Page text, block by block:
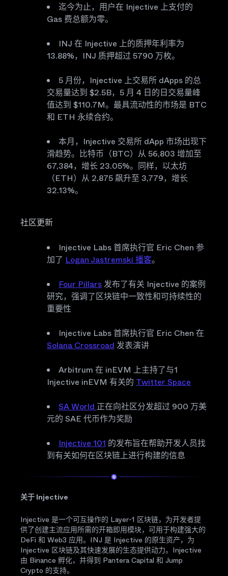
迄今为止，用户在 Injective 上支付的
Gas 费总额为零。
INJ 在 Injective 上的质押年利率为
13.88%，INJ 质押超过 5790 万枚。
5 月份，Injective 上交易所 dApps 的总
交易量达到 $2.5B，5 月 4 日的日交易量峰
值达到 $110.7M。最具流动性的市场是 BTC
和 ETH 永续合约。
本月，Injective 交易所 dApp 市场出现下
滑趋势。比特币（BTC）从 56,803 增加至
67,384，增长 23.05%。同样，以太坊
（ETH）从 2,875 飙升至 3,779，增长
32.13%。
社区更新
Injective Labs 首席执行官 Eric Chen 参
加了 Logan Jastremski 播客。
Four Pillars发布了有关 Injective 的案例
研究，强调了区块链中一致性和可持续性的
重要性
Injective Labs 首席执行官 Eric Chen 在
Solana Crossroad 发表演讲
Arbitrum 在 inEVM 上主持了与1
Injective inEVM 有关的 Twitter Space
SA World 正在向社区分发超过 900 万美
元的 SAE 代币作为奖励
Injective 101 的发布旨在帮助开发人员找
到有关如何在区块链上进行构建的信息
关于 Injective
Injective 是一个可互操作的 Layer-1 区块链，为开发者提
供了创建主流应用所需的开箱即用模块，可用于构建强大的
DeFi 和 Web3 应用。INJ 是 Injective 的原生资产，为
Injective 区块链及其快速发展的生态提供动力。Injective
由 Binance 孵化，并得到 Pantera Capital 和 Jump
Crypto 的支持。